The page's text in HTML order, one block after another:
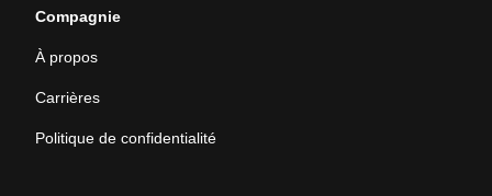
Compagnie
À propos
Carrières
Politique de confidentialité